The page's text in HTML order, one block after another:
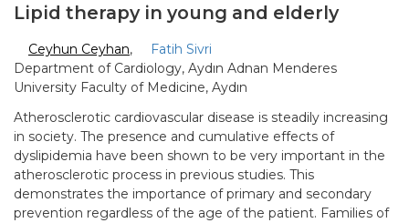
Lipid therapy in young and elderly
Ceyhun Ceyhan,
Fatih Sivri
Department of Cardiology, Aydın Adnan Menderes
University Faculty of Medicine, Aydın
Atherosclerotic cardiovascular disease is steadily increasing
in society. The presence and cumulative effects of
dyslipidemia have been shown to be very important in the
atherosclerotic process in previous studies. This
demonstrates the importance of primary and secondary
prevention regardless of the age of the patient. Families of